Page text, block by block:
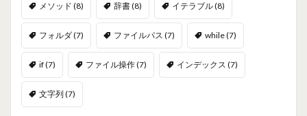
メソッド (8) 辞書(8) イテラブル(8)
フォルダ(7) ファイルパス (7) while(7)
if(7) ファイル操作(7) インデックス (7)
文字列 (7)